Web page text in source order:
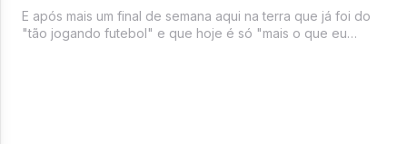
E após mais um final de semana aqui na terra que já foi do
"tão jogando futebol" e que hoje é só "mais o que eu